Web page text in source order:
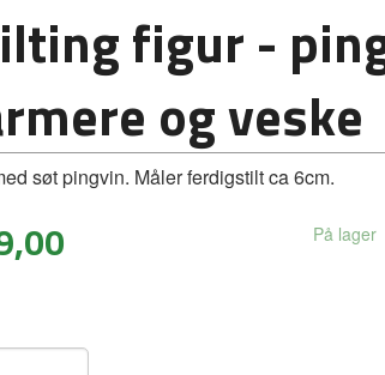
figur -
og veske
søt pingvin. Måler ferdigstilt ca 6cm.
På lager